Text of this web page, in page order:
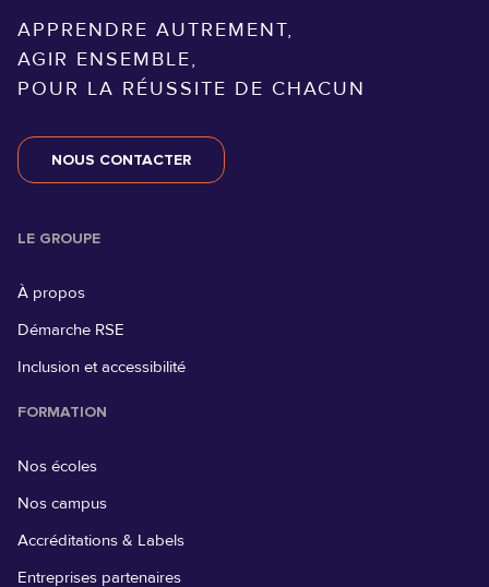
APPRENDRE AUTREMENT,
AGIR ENSEMBLE,
POUR LA RÉUSSITE DE CHACUN
NOUS CONTACTER
LE GROUPE
À propos
Démarche RSE
Inclusion et accessibilité
FORMATION
Nos écoles
Nos campus
Accréditations & Labels
Entreprises partenaires